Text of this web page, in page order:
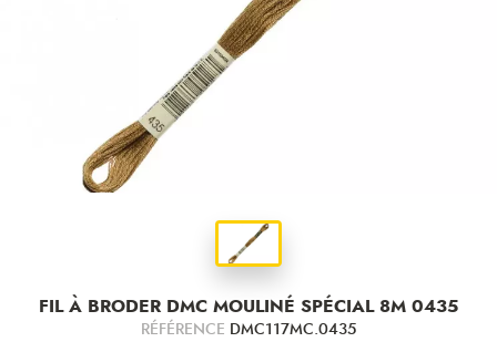
FIL À BRODER DMC MOULINÉ SPÉCIAL 8M 0435
RÉFÉRENCE DMC117MC.0435